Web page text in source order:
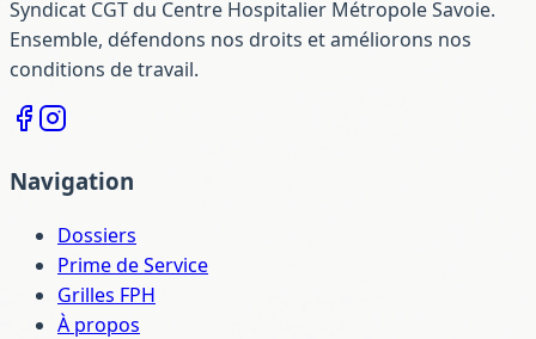
Syndicat CGT du Centre Hospitalier Métropole Savoie.
Ensemble, défendons nos droits et améliorons nos
conditions de travail.
Navigation
Dossiers
Prime de Service
Grilles FPH
À propos